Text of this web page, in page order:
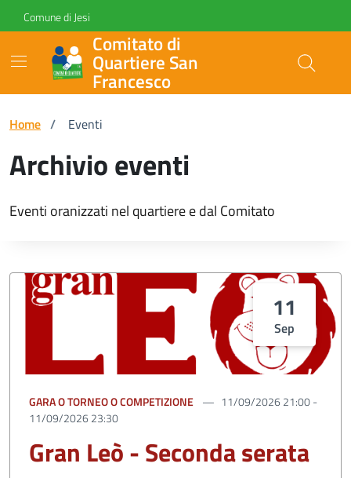
Skip to Main Content
Vai ai contenuti
Vai al footer
Comune di Jesi
Comitato di
Quartiere San
Francesco
Home / Eventi
Archivio eventi
Eventi oranizzati nel quartiere e dal Comitato
11
Sep
GARA O TORNEO O COMPETIZIONE
11/09/2026 21:00 -
11/09/2026 23:30
Gran Leò - Seconda serata